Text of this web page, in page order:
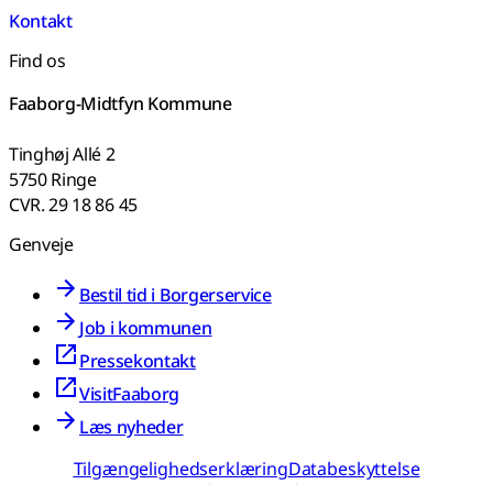
Kontakt
Find os
Faaborg-Midtfyn Kommune
Tinghøj Allé 2
5750 Ringe
CVR. 29 18 86 45
Genveje
Bestil tid i Borgerservice
Job i kommunen
Pressekontakt
VisitFaaborg
Læs nyheder
TilgængelighedserklæringDatabeskyttelse